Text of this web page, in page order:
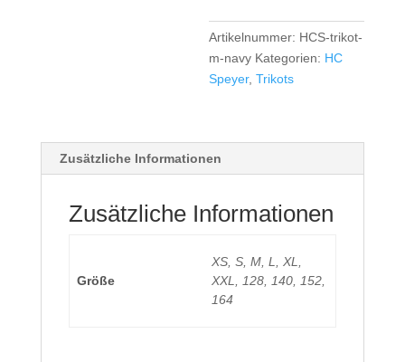
Menge
Artikelnummer: HCS-trikot-
m-navy Kategorien: HC
Speyer,Trikots
Zusätzliche Informationen
Zusätzliche Informationen
Größe
XS, S, M, L, XL,
XXL, 128, 140, 152,
164